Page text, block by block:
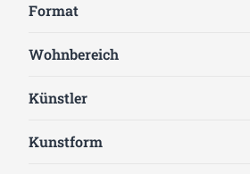
Format
Wohnbereich
Künstler
Kunstform